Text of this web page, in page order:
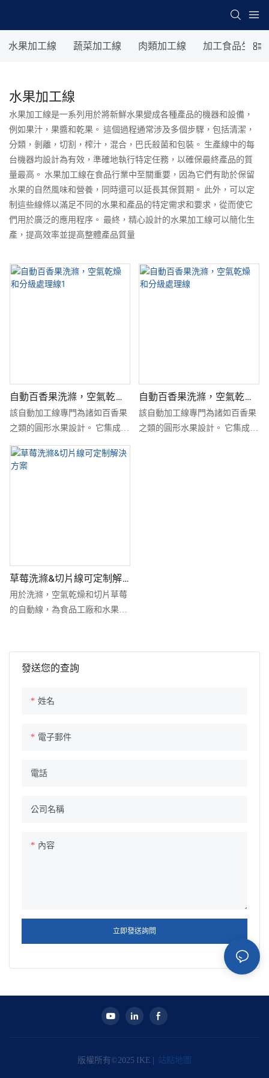
水果加工線 蔬菜加工線 肉類加工線 加工食品生產
水果加工線
水果加工線是一系列用於將新鮮水果變成各種產品的機器和設備，
例如果汁，果醬和乾果。 這個過程通常涉及多個步驟，包括清潔，
分類，剝離，切割，榨汁，混合，巴氏殺菌和包裝。 生產線中的每
台機器均設計為有效，準確地執行特定任務，以確保最終產品的質
量最高。 水果加工線在食品行業中至關重要，因為它們有助於保留
水果的自然風味和營養，同時還可以延長其保質期。 此外，可以定
制這些線條以滿足不同的水果和產品的特定需求和要求，從而使它
們用於廣泛的應用程序。 最終，精心設計的水果加工線可以簡化生
產，提高效率並提高整體產品質量
發送您的查詢
姓名
電子郵件
電話
公司名稱
內容
立即發送詢問
自動百香果洗滌，空氣乾燥
和分級處理線1
該自動加工線專門為諸如百香果
之類的圓形水果設計。 它集成了
和精確的分級機器。 該系統由
304不銹鋼建造，提供可靠的，
自動百香果洗滌，空氣乾燥
和分級處理線
該自動加工線專門為諸如百香果
之類的圓形水果設計。 它集成了
草莓洗滌&切片線可定制解
決方案
用於洗滌，空氣乾燥和切片草莓
的自動線，為食品工廠和水果加
工業草莓洗滌和切片線是一種專
潔，乾燥和切片新鮮草莓。 這種
可根據要求提供可選的自定義
版權所有©2025 IKE | 站點地圖